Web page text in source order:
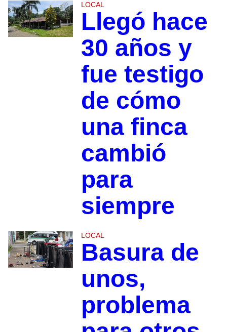
LOCAL
Llegó hace
30 años y
fue testigo
de cómo
una finca
cambió
para
siempre
LOCAL
Basura de
unos,
problema